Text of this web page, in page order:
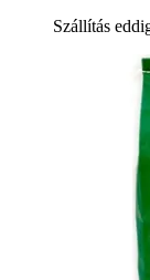
Szállítás